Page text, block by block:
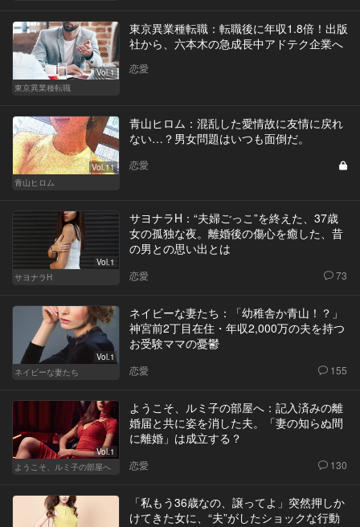
Vol.1
東京異業種転職
東京異業種転職：転職後に年収1.8倍！出版
社から、六本木の急成長中アドテク企業へ
恋愛
Vol.11
青山ヒロム
青山ヒロム：混乱した愛情故に友情に戻れ
ない…？男女問題はいつも面倒だ。
恋愛
Vol.1
サヨナラH
サヨナラH：“夫婦ごっこ”を終えた、37歳
女の孤独な夜。離婚後の傷心を癒した、昔
の男との思い出とは
恋愛 73
Vol.1
ネイビーな妻たち
ネイビーな妻たち：「幼稚舎か青山！？」
神宮前2丁目在住・年収2,000万の夫を持つ
お受験ママの憂鬱
恋愛 155
Vol.1
ようこそ、ルミ子の部屋へ
ようこそ、ルミ子の部屋へ：記入済みの離
婚届と共に姿を消した夫。「妻の知らぬ間
に離婚」は成立する？
恋愛 130
「私もう36歳なの、譲ってよ」突然押しか
けてきた女に、“夫”がしたショックな行動